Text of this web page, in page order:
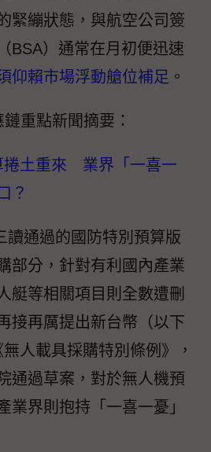
緊繃狀態，與航空公司簽
BSA）通常在月初便迅速
仰賴市場浮動艙位補足 。
重點新聞摘要：
捲土重來 業界「一喜一
？
讀通過的國防特別預算版
部分，針對有利國內產業
艇等相關項目則全數遭刪
接再厲提出新台幣（以下
人載具採購特別條例》，
通過草案，對於無人機預
業界則抱持「一喜一憂」